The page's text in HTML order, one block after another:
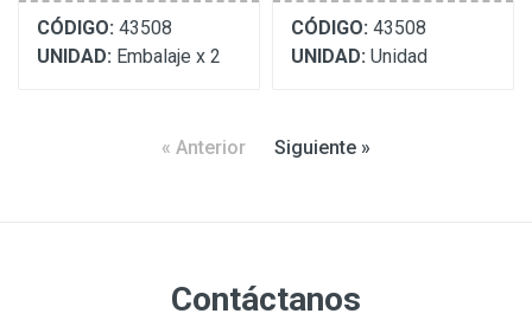
CÓDIGO: 43508
UNIDAD: Embalaje x 2
CÓDIGO: 43508
UNIDAD: Unidad
« Anterior Siguiente »
Contáctanos